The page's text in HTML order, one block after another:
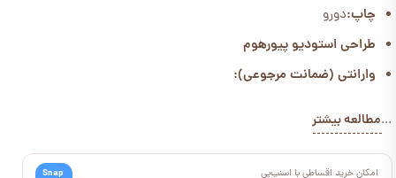
چاپ:دورو
طراحی استودیو پیورهوم
وارانتی (ضمانت مرجوعی):
...مطالعه بیشتر
امکان خرید اقساطی با اسنپ‌پی
Snap